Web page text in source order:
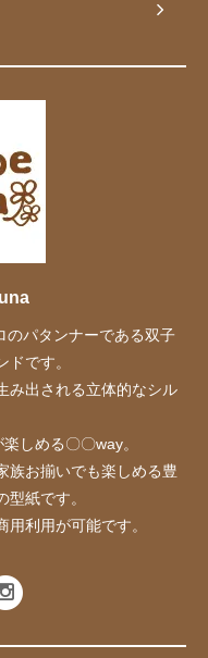
のパタンナーである双子
です。
み出される立体的なシル
しめる〇〇way。
族お揃いでも楽しめる豊
紙です。
利用が可能です。